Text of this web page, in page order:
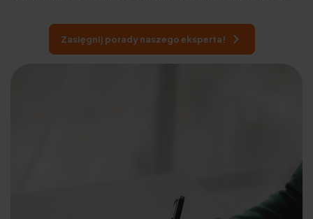
Zasięgnij porady naszego eksperta!